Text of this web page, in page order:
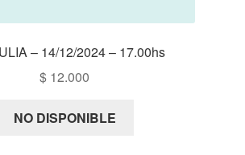
– 14/12/2024 – 17.00hs
$ 12.000
NO DISPONIBLE